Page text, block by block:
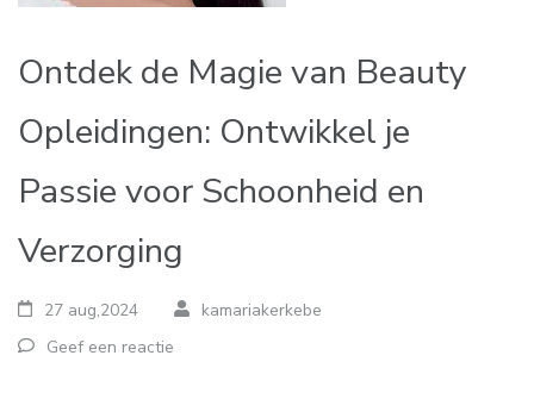
Ontdek de Magie van Beauty
Opleidingen: Ontwikkel je
Passie voor Schoonheid en
Verzorging
27 aug,2024
kamariakerkebe
Geef een reactie